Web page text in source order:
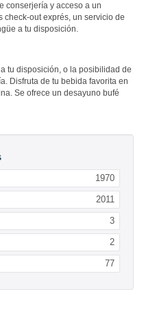
conserjería y acceso a un
check-out exprés, un servicio de
a tu disposición.
tu disposición, o la posibilidad de
Disfruta de tu bebida favorita en
Se ofrece un desayuno bufé
1970
2011
3
2
77